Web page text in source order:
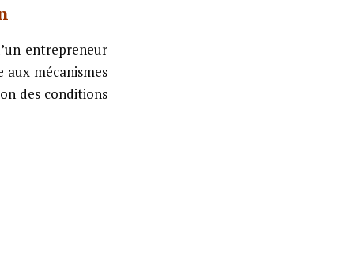
entrepreneur
aux mécanismes
des conditions